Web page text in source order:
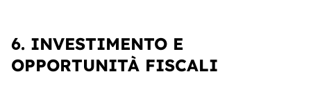
6. INVESTIMENTO E
OPPORTUNITÀ FISCALI